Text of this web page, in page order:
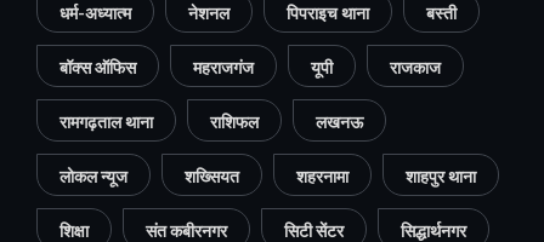
धर्म-अध्यात्म नेशनल पिपराइच थाना बस्ती
बॉक्स ऑफिस महराजगंज यूपी राजकाज
रामगढ़ताल थाना राशिफल लखनऊ
लोकल न्यूज शख्सियत शहरनामा शाहपुर थाना
शिक्षा संत कबीरनगर सिटी सेंटर सिद्धार्थनगर